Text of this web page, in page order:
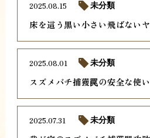
床を這う黒い小さい飛ばない
2025.08.15 未分類
スズメバチ捕獲罠の安全な使
2025.08.01 未分類
2025.07.31 未分類